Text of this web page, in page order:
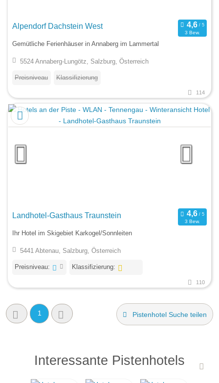
Alpendorf Dachstein West
3 Bew.
Gemütliche Ferienhäuser in Annaberg im Lammertal
5524 Annaberg-Lungötz, Salzburg, Österreich
Preisniveau Klassifizierung
114
Landhotel-Gasthaus Traunstein
3 Bew.
Ihr Hotel im Skigebiet Karkogel/Sonnleiten
5441 Abtenau, Salzburg, Österreich
Preisniveau: Klassifizierung:
110
1 Pistenhotel Suche teilen
Interessante Pistenhotels